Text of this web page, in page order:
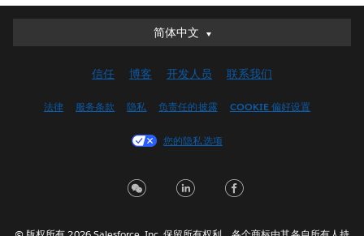
简体中文
简体中文
English (UK)
Français (Canada)
Italiano
信任 博客 开发人员 联系我们
法律 服务条款 隐私 负责任的披露 COOKIE 偏好设置
您的隐私选项